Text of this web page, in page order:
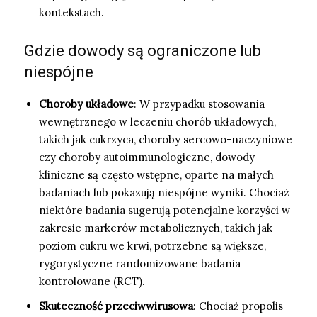
kontekstach.
Gdzie dowody są ograniczone lub
niespójne
Choroby układowe: W przypadku stosowania
wewnętrznego w leczeniu chorób układowych,
takich jak cukrzyca, choroby sercowo-naczyniowe
czy choroby autoimmunologiczne, dowody
kliniczne są często wstępne, oparte na małych
badaniach lub pokazują niespójne wyniki. Chociaż
niektóre badania sugerują potencjalne korzyści w
zakresie markerów metabolicznych, takich jak
poziom cukru we krwi, potrzebne są większe,
rygorystyczne randomizowane badania
kontrolowane (RCT).
Skuteczność przeciwwirusowa: Chociaż propolis